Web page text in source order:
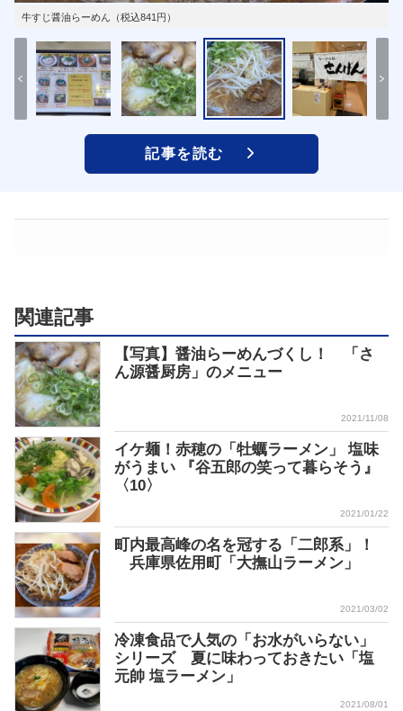
牛すじ醤油らーめん（税込841円）
記事を読む
関連記事
【写真】醤油らーめんづくし！ 「さ
ん源醤厨房」のメニュー
2021/11/08
イケ麺！赤穂の「牡蠣ラーメン」 塩味
がうまい 『谷五郎の笑って暮らそう』
〈10〉
2021/01/22
町内最高峰の名を冠する「二郎系」！
兵庫県佐用町「大撫山ラーメン」
2021/03/02
冷凍食品で人気の「お水がいらない」
シリーズ 夏に味わっておきたい「塩
元帥 塩ラーメン」
2021/08/01